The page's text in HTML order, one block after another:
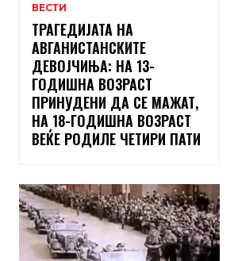
ВЕСТИ
ТРАГЕДИЈАТА НА
АВГАНИСТАНСКИТЕ
ДЕВОЈЧИЊА: НА 13-
ГОДИШНА ВОЗРАСТ
ПРИНУДЕНИ ДА СЕ МАЖАТ,
НА 18-ГОДИШНА ВОЗРАСТ
ВЕЌЕ РОДИЛЕ ЧЕТИРИ ПАТИ